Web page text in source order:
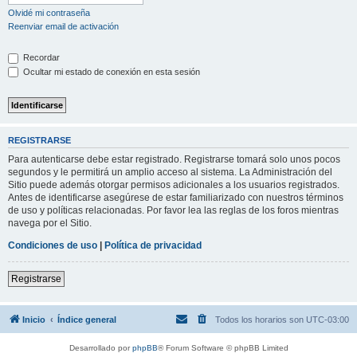
Olvidé mi contraseña
Reenviar email de activación
Recordar
Ocultar mi estado de conexión en esta sesión
REGISTRARSE
Para autenticarse debe estar registrado. Registrarse tomará solo unos pocos
segundos y le permitirá un amplio acceso al sistema. La Administración del
Sitio puede además otorgar permisos adicionales a los usuarios registrados.
Antes de identificarse asegúrese de estar familiarizado con nuestros términos
de uso y políticas relacionadas. Por favor lea las reglas de los foros mientras
navega por el Sitio.
Condiciones de uso | Política de privacidad
Registrarse
Inicio Índice general Todos los horarios son UTC-03:00
Desarrollado porphpBB® Forum Software © phpBB Limited